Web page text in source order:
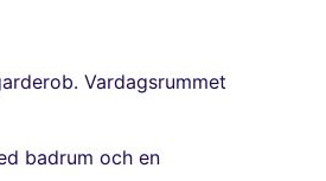
Vardagsrummet
badrum och en